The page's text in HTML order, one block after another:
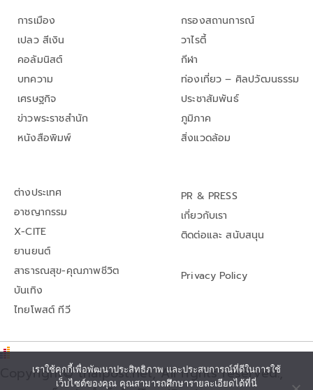
การเมือง
เปลว สีเงิน
คอลัมนิสต์
บทความ
เศรษฐกิจ
ข่าวพระราชสำนัก
หนังสือพิมพ์
กรองสถานการณ์
วาไรตี้
กีฬา
ท่องเที่ยว – ศิลปวัฒนธรรม
ประชาสัมพันธ์
ภูมิภาค
สิ่งแวดล้อม
ต่างประเทศ
อาชญากรรม
X-CITE
ยานยนต์
สาธารณสุข-คุณภาพชีวิต
บันเทิง
ไทยโพสต์ ทีวี
PR & PRESS
เกี่ยวกับเรา
ติดต่อและ สนับสนุน
Privacy Policy
Copyright© thaipost.net, All rights reserved.,
เราใช้คุกกี้เพื่อพัฒนาประสิทธิภาพ และประสบการณ์ที่ดีในการใช้
เว็บไซต์ของคุณ คุณสามารถศึกษารายละเอียดได้ที่นี่